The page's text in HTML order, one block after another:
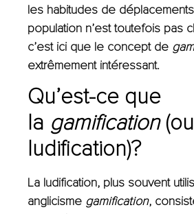
les habitudes de
population n’est toutefois pas
c’est ici que le concept de
extrêmement intéressant.
Qu’est-ce que
la gamification(ou
ludification)?
La ludification, plus souvent
anglicisme gamification,